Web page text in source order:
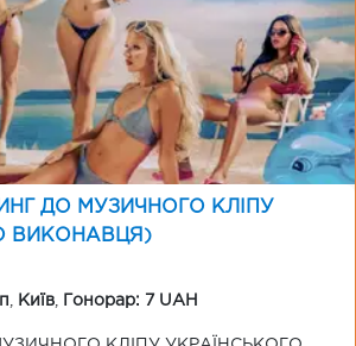
ДО МУЗИЧНОГО КЛІПУ
ВИКОНАВЦЯ)
Київ Гонорар: 7 UAH